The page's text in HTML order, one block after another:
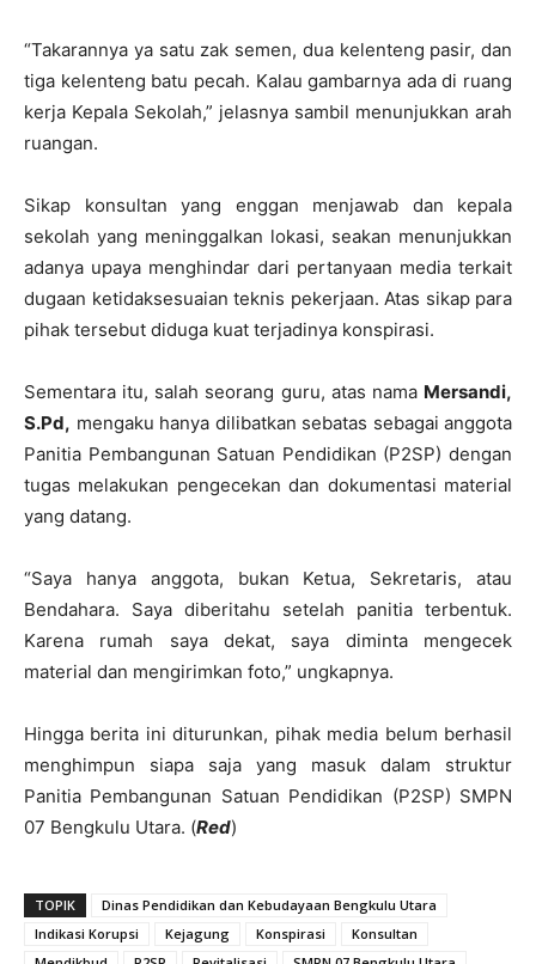
“Takarannya ya satu zak semen, dua kelenteng pasir, dan
tiga kelenteng batu pecah. Kalau gambarnya ada di ruang
kerja Kepala Sekolah,” jelasnya sambil menunjukkan arah
ruangan.
Sikap konsultan yang enggan menjawab dan kepala
sekolah yang meninggalkan lokasi, seakan menunjukkan
adanya upaya menghindar dari pertanyaan media terkait
dugaan ketidaksesuaian teknis pekerjaan. Atas sikap para
pihak tersebut diduga kuat terjadinya konspirasi.
Sementara itu, salah seorang guru, atas nama Mersandi,
S.Pd, mengaku hanya dilibatkan sebatas sebagai anggota
Panitia Pembangunan Satuan Pendidikan (P2SP) dengan
tugas melakukan pengecekan dan dokumentasi material
yang datang.
“Saya hanya anggota, bukan Ketua, Sekretaris, atau
Bendahara. Saya diberitahu setelah panitia terbentuk.
Karena rumah saya dekat, saya diminta mengecek
material dan mengirimkan foto,” ungkapnya.
Hingga berita ini diturunkan, pihak media belum berhasil
menghimpun siapa saja yang masuk dalam struktur
Panitia Pembangunan Satuan Pendidikan (P2SP) SMPN
07 Bengkulu Utara. (Red)
TOPIK
Dinas Pendidikan dan Kebudayaan Bengkulu Utara
Indikasi Korupsi
Kejagung Konspirasi
Konsultan